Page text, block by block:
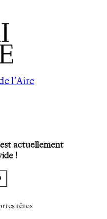
l’Aire
actuellement
!
têtes